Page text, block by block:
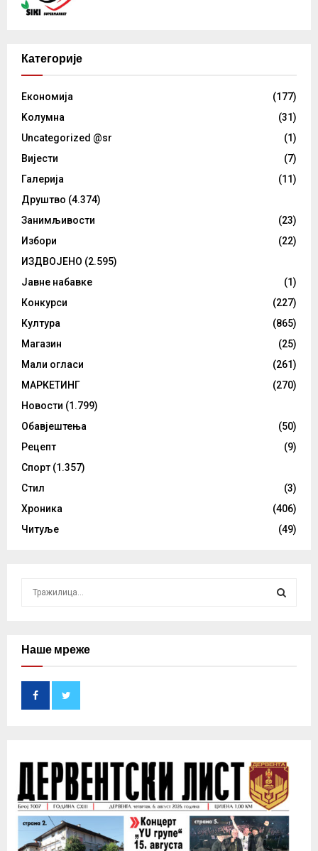
Категорије
Eкономија
(177)
Kолумнa
(31)
Uncategorized @sr
(1)
Вијести
(7)
Галерија
(11)
Друштво (4.374)
Занимљивости
(23)
Избори
(22)
ИЗДВОЈЕНО (2.595)
Јавне набавке
(1)
Конкурси
(227)
Култура
(865)
Магазин
(25)
Мали огласи
(261)
МАРКЕТИНГ
(270)
Новости (1.799)
Обавјештења
(50)
Рецепт
(9)
Спорт (1.357)
Стил
(3)
Хроника
(406)
Читуље
(49)
c
H
Наше мреже